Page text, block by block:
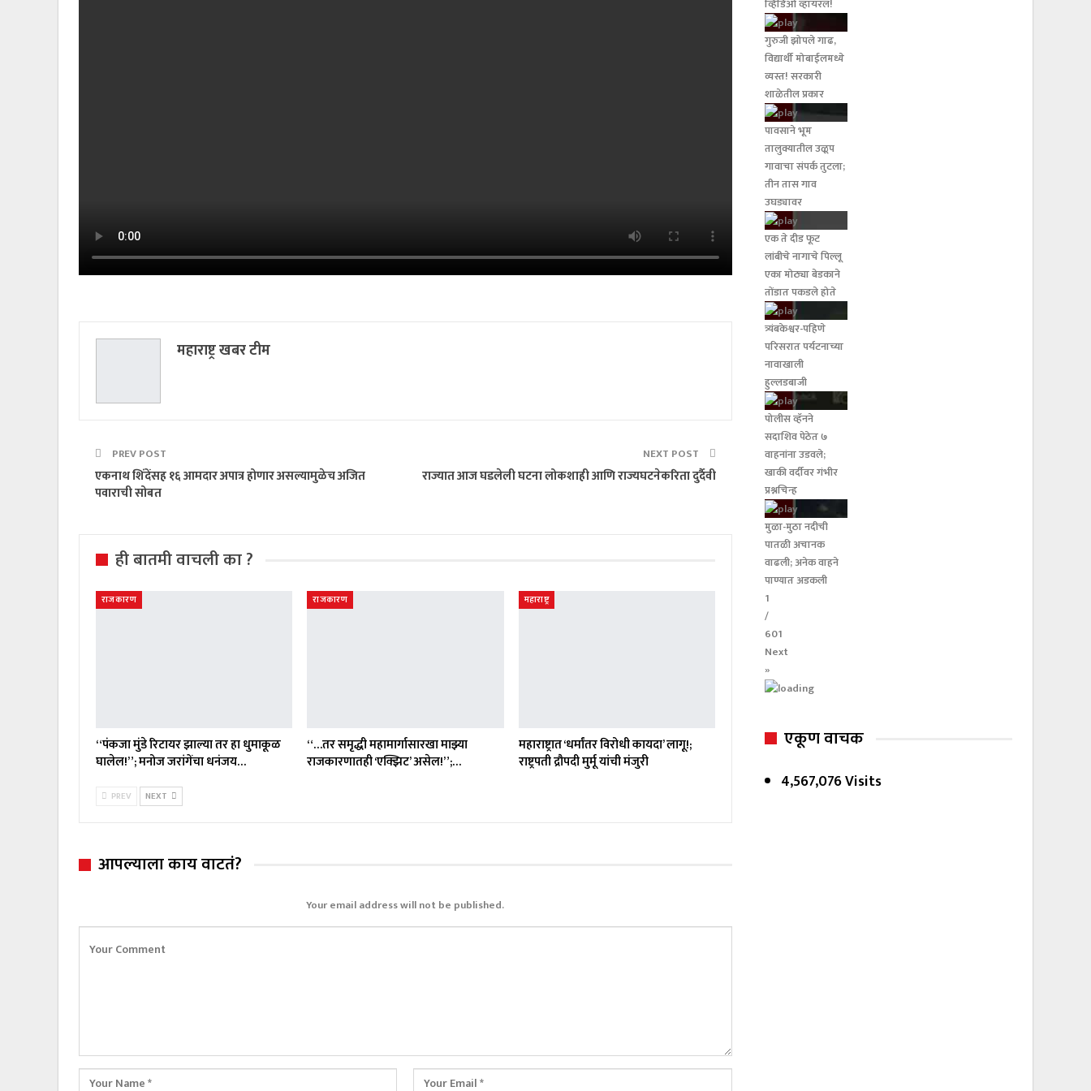
महाराष्ट्र खबर टीम
PREV POST
एकनाथ शिंदेंसह १६ आमदार अपात्र होणार असल्यामुळेच अजित
पवाराची सोबत
NEXT POST
राज्यात आज घडलेली घटना लोकशाही आणि राज्यघटनेकरिता दुर्दैवी
ही बातमी वाचली का ?
राजकारण
“पंकजा मुंडे रिटायर झाल्या तर हा धुमाकूळ
घालेल!”; मनोज जरांगेंचा धनंजय…
राजकारण
“…तर समृद्धी महामार्गासारखा माझ्या
राजकारणातही ‘एक्झिट’ असेल!”;…
महाराष्ट्र
महाराष्ट्रात ‘धर्मांतर विरोधी कायदा’ लागू!;
राष्ट्रपती द्रौपदी मुर्मू यांची मंजुरी
PREV NEXT
आपल्याला काय वाटतं?
Your email address will not be published.
व्हिडिओ व्हायरल!
गुरुजी झोपले गाढ,
विद्यार्थी मोबाईलमध्ये
व्यस्त! सरकारी
शाळेतील प्रकार
पावसाने भूम
तालुक्यातील उळूप
गावाचा संपर्क तुटला;
तीन तास गाव
उघड्यावर
एक ते दीड फूट
लांबीचे नागाचे पिल्लू
एका मोठ्या बेडकाने
तोंडात पकडले होते
त्र्यंबकेश्वर-पहिणे
परिसरात पर्यटनाच्या
नावाखाली
हुल्लडबाजी
पोलीस व्हॅनने
सदाशिव पेठेत ७
वाहनांना उडवले;
खाकी वर्दीवर गंभीर
प्रश्नचिन्ह
मुळा-मुठा नदीची
पातळी अचानक
वाढली; अनेक वाहने
पाण्यात अडकली
1
/
601
Next
»
एकूण वाचक
4,567,076 Visits